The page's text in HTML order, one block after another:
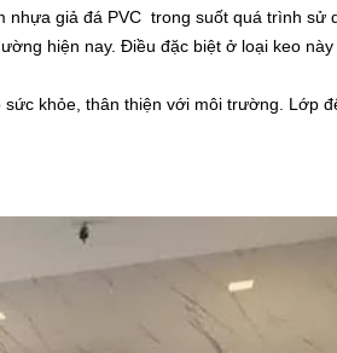
nhựa giả đá PVC trong suốt quá trình sử
hiện nay. Điều đặc biệt ở loại keo này
khỏe, thân thiện với môi trường. Lớp